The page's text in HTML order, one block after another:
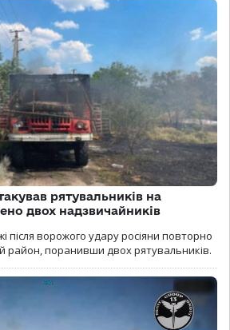
рятувальників на
двох надзвичайників
після ворожого удару росіяни повторно
район, поранивши двох рятувальників.